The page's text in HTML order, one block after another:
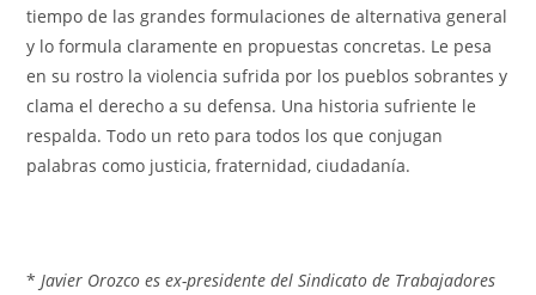
tiempo de las grandes formulaciones de alternativa general
y lo formula claramente en propuestas concretas. Le pesa
en su rostro la violencia sufrida por los pueblos sobrantes y
clama el derecho a su defensa. Una historia sufriente le
respalda. Todo un reto para todos los que conjugan
palabras como justicia, fraternidad, ciudadanía.
*Javier Orozco es ex-presidente del Sindicato de Trabajadores